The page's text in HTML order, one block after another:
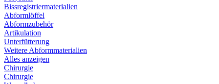
Bissregistriermaterialien
Abformlöffel
Abformzubehör
Artikulation
Unterfütterung
Weitere Abformmaterialien
Alles anzeigen
Chirurgie
Chirurgie